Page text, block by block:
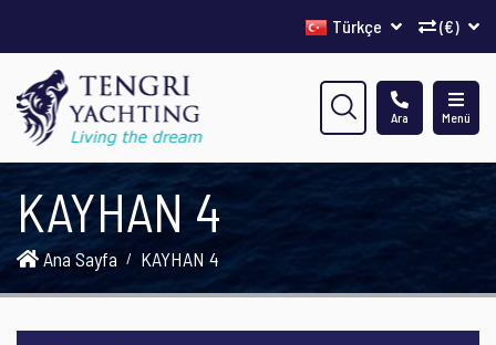
(€)
Türkçe
Menü
Ara
KAYHAN 4
Ana Sayfa KAYHAN 4